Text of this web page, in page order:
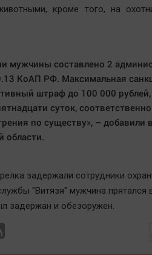
кроме того, на
мужчины составлено 2
КоАП РФ. Максимальная
штраф до 100 000
суток,
по существу», –
области.
задержали сотрудники
"Витязя" мужчина прятался
задержан и обезоружен.